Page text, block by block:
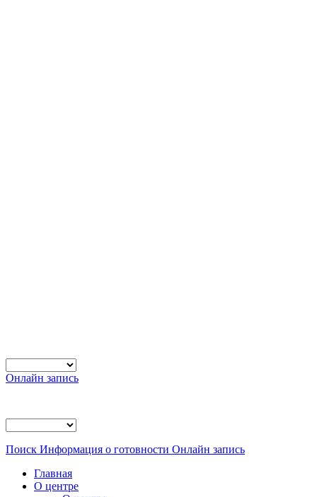
Онлайн запись
Поиск Информация о готовности Онлайн запись
Главная
О центре